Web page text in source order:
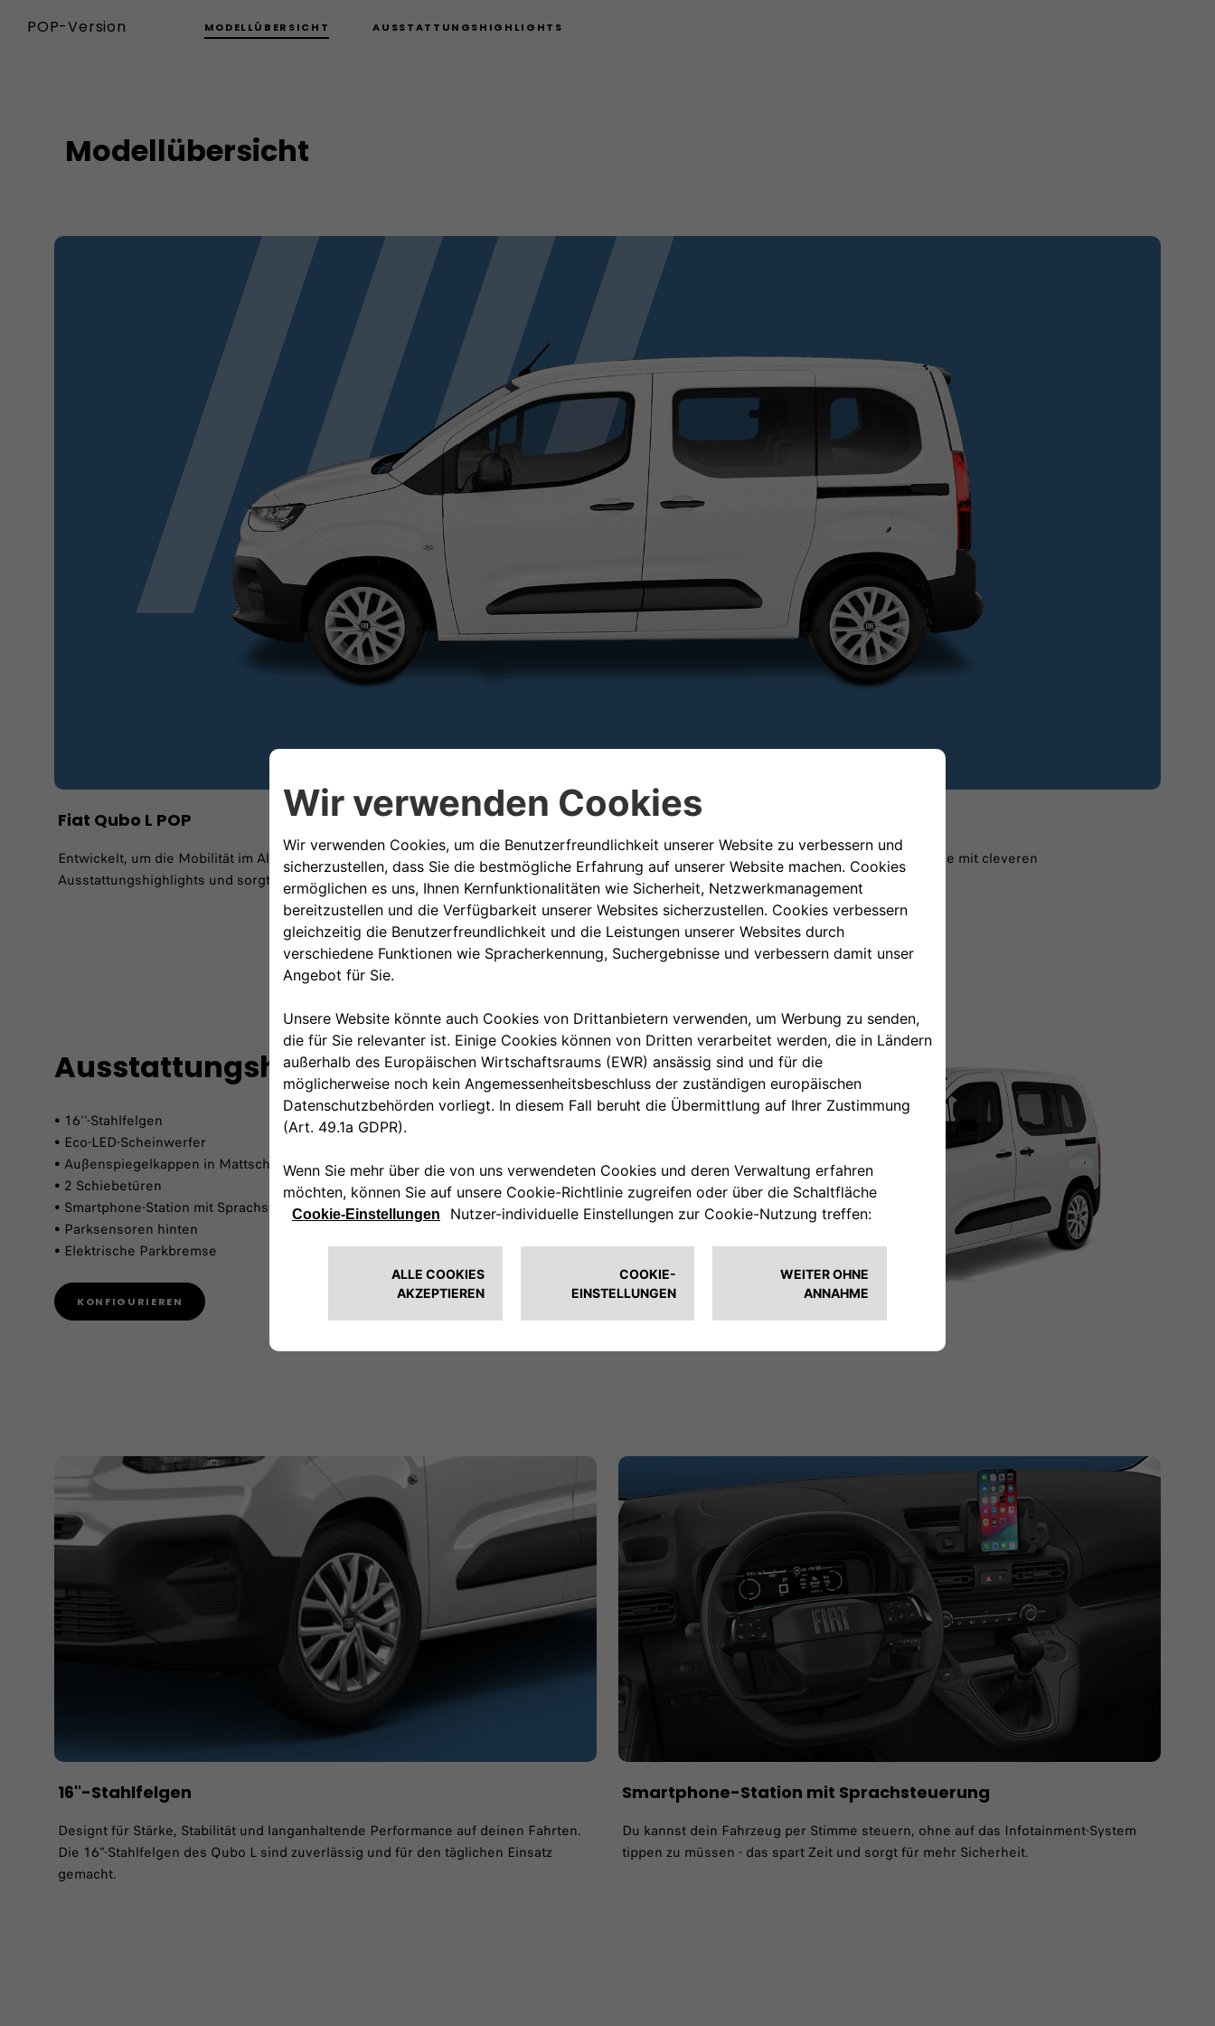
POP-Version MODELLÜBERSICHT AUSSTATTUNGSHIGHLIGHTS
Modellübersicht
Fiat Qubo L POP
Entwickelt, um die Mobilität im Alltag einfach und funktional zu gestalten: Der Qubo L in der POP-Version verbindet eine kompakte Bauweise mit cleveren
Ausstattungshighlights und sorgt für ein praktisches, geräumiges und souveränes Fahrerlebnis.
Ausstattungshighlights
• 16''-Stahlfelgen
• Eco-LED-Scheinwerfer
• Außenspiegelkappen in Mattschwarz
• 2 Schiebetüren
• Smartphone-Station mit Sprachsteuerung
• Parksensoren hinten
• Elektrische Parkbremse
KONFIGURIEREN
16''-Stahlfelgen
Designt für Stärke, Stabilität und langanhaltende Performance auf deinen Fahrten.
Die 16"-Stahlfelgen des Qubo L sind zuverlässig und für den täglichen Einsatz
gemacht.
Smartphone-Station mit Sprachsteuerung
Du kannst dein Fahrzeug per Stimme steuern, ohne auf das Infotainment-System
tippen zu müssen - das spart Zeit und sorgt für mehr Sicherheit.